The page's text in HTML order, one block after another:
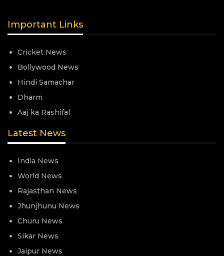
Important Links
Cricket News
Bollywood News
Hindi Samachar
Dharm
Aaj ka Rashifal
Latest News
India News
World News
Rajasthan News
Jhunjhunu News
Churu News
Sikar News
Jaipur News